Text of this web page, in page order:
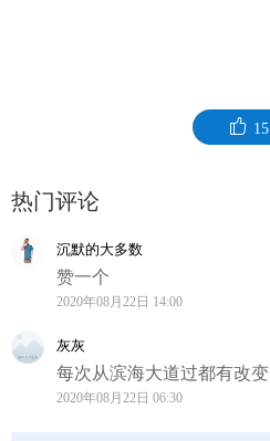
15
热门评论
沉默的大多数
赞一个
2020年08月22日 14:00
灰灰
每次从滨海大道过都有改变
2020年08月22日 06:30